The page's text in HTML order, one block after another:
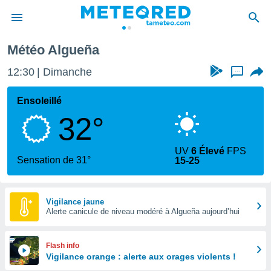
de
Météo Algueña
12:30 Dimanche ...
Ensoleillé
32°
Sensation de 31°
UV6 Élevé FPS
15-25
Vigilance jaune
Alerte canicule de niveau modéré à Algueña aujourd’hui
Flash info
Vigilance orange : alerte aux orages violents !